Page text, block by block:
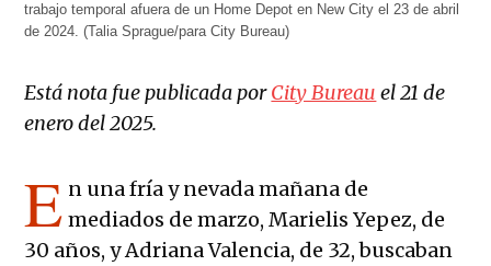
trabajo temporal afuera de un Home Depot en New City el 23 de abril
de 2024. (Talia Sprague/para City Bureau)
Está nota fue publicada porCity Bureau el 21 de
enero del 2025.
E n una fría y nevada mañana de
mediados de marzo, Marielis Yepez, de
30 años, y Adriana Valencia, de 32, buscaban